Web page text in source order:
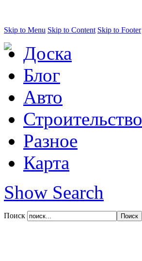
Skip to Menu Skip to Content Skip to Footer
Доска
Блог
Авто
Строительство
Разное
Карта
Show Search
Поиск